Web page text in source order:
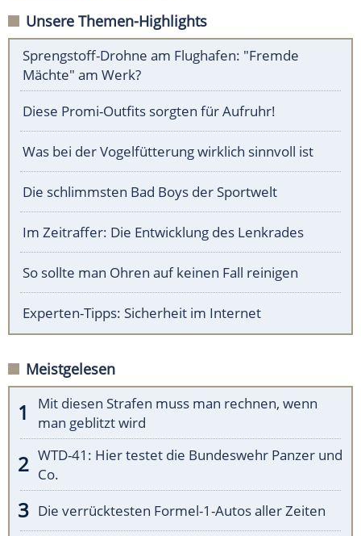
Unsere Themen-Highlights
Sprengstoff-Drohne am Flughafen: "Fremde
Mächte" am Werk?
Diese Promi-Outfits sorgten für Aufruhr!
Was bei der Vogelfütterung wirklich sinnvoll ist
Die schlimmsten Bad Boys der Sportwelt
Im Zeitraffer: Die Entwicklung des Lenkrades
So sollte man Ohren auf keinen Fall reinigen
Experten-Tipps: Sicherheit im Internet
Meistgelesen
Mit diesen Strafen muss man rechnen, wenn
man geblitzt wird
WTD-41: Hier testet die Bundeswehr Panzer und
Co.
Die verrücktesten Formel-1-Autos aller Zeiten